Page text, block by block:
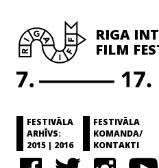
RIGA
FILM
FESTIVĀLA
ARHĪVS:
2015 | 2016
FESTIVĀLA
KOMANDA/